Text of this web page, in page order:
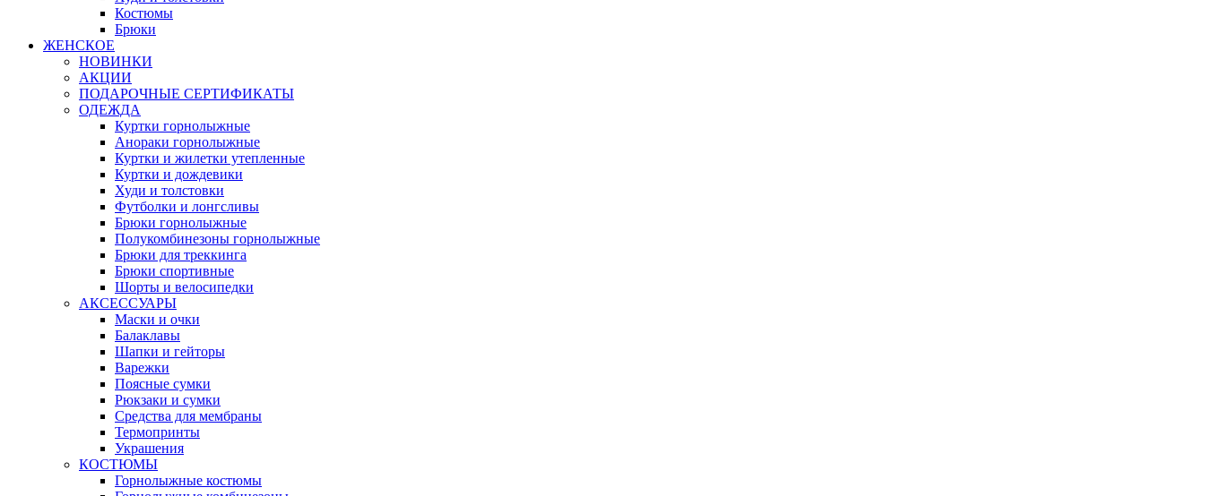
Костюмы
Брюки
ЖЕНСКОЕ
НОВИНКИ
АКЦИИ
ПОДАРОЧНЫЕ СЕРТИФИКАТЫ
ОДЕЖДА
Куртки горнолыжные
Анораки горнолыжные
Куртки и жилетки утепленные
Куртки и дождевики
Худи и толстовки
Футболки и лонгсливы
Брюки горнолыжные
Полукомбинезоны горнолыжные
Брюки для треккинга
Брюки спортивные
Шорты и велосипедки
АКСЕССУАРЫ
Маски и очки
Балаклавы
Шапки и гейторы
Варежки
Поясные сумки
Рюкзаки и сумки
Средства для мембраны
Термопринты
Украшения
КОСТЮМЫ
Горнолыжные костюмы